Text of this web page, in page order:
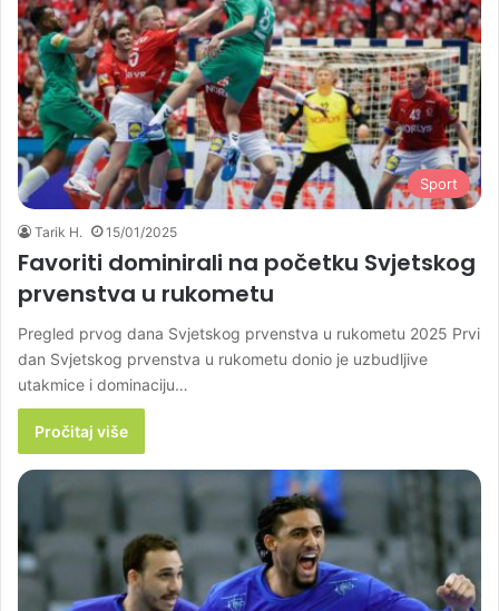
Sport
Tarik H. 15/01/2025
Favoriti dominirali na početku Svjetskog
prvenstva u rukometu
Pregled prvog dana Svjetskog prvenstva u rukometu 2025 Prvi
dan Svjetskog prvenstva u rukometu donio je uzbudljive
utakmice i dominaciju…
Pročitaj više